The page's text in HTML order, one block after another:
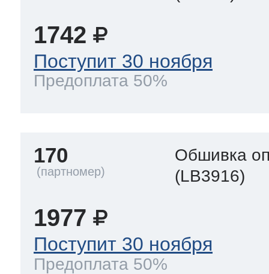
1742
Поступит 30 ноября
Предоплата 50%
170
Обшивка
(LB3916)
1977
Поступит 30 ноября
Предоплата 50%